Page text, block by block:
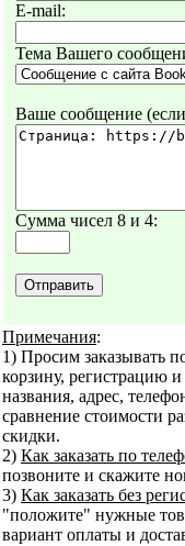
E-mail:
Тема Вашего
Ваше сообщение
Сумма чисел 8 и 4:
Примечания:
1) Просим заказывать
корзину, регистрацию
названия, адрес,
сравнение стоимости
скидки.
2) Как заказать по
позвоните и скажите
3) Как заказать без
"положите" нужные
вариант оплаты и